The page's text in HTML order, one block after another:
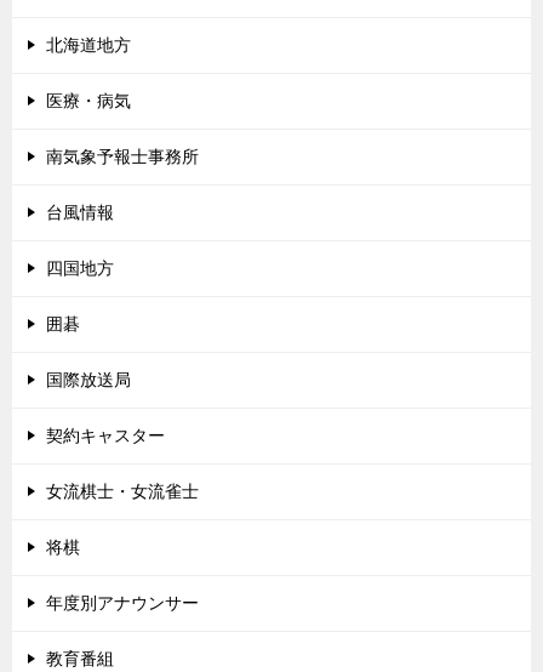
北海道地方
医療・病気
南気象予報士事務所
台風情報
四国地方
囲碁
国際放送局
契約キャスター
女流棋士・女流雀士
将棋
年度別アナウンサー
教育番組